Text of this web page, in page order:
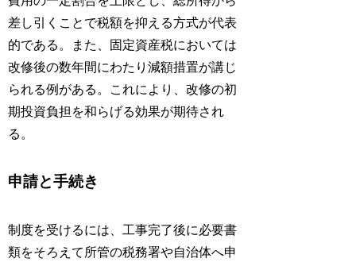
差し引くことで税額を抑える方式が代表
的である。また、固定資産税においては
改修後の数年間にわたり減額措置が講じ
られる例がある。これにより、改修の初
期投資負担を和らげる効果が期待され
る。
申請と手続き
制度を受けるには、工事完了後に必要書
類をそろえて所管の税務署や自治体へ申